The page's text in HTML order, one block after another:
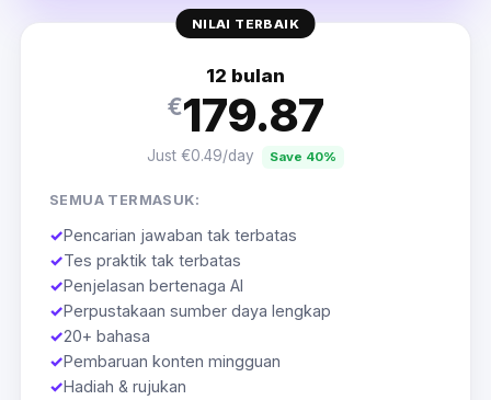
NILAI TERBAIK
12 bulan
€179.87
Just €0.49/day Save 40%
SEMUA TERMASUK:
✓Pencarian jawaban tak terbatas
✓Tes praktik tak terbatas
✓Penjelasan bertenaga AI
✓Perpustakaan sumber daya lengkap
✓20+ bahasa
✓Pembaruan konten mingguan
✓Hadiah & rujukan